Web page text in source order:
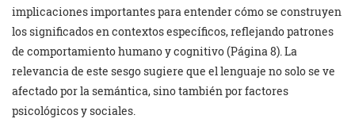
implicaciones importantes para entender cómo se construyen
los significados en contextos específicos, reflejando patrones
de comportamiento humano y cognitivo (Página 8). La
relevancia de este sesgo sugiere que el lenguaje no solo se ve
afectado por la semántica, sino también por factores
psicológicos y sociales.